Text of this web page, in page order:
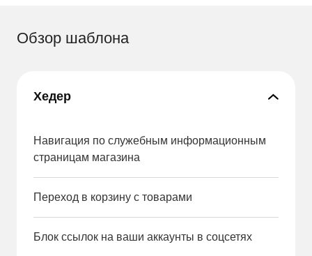
Обзор шаблона
Хедер
Навигация по служебным информационным
страницам магазина
Переход в корзину с товарами
Блок ссылок на ваши аккаунты в соцсетях